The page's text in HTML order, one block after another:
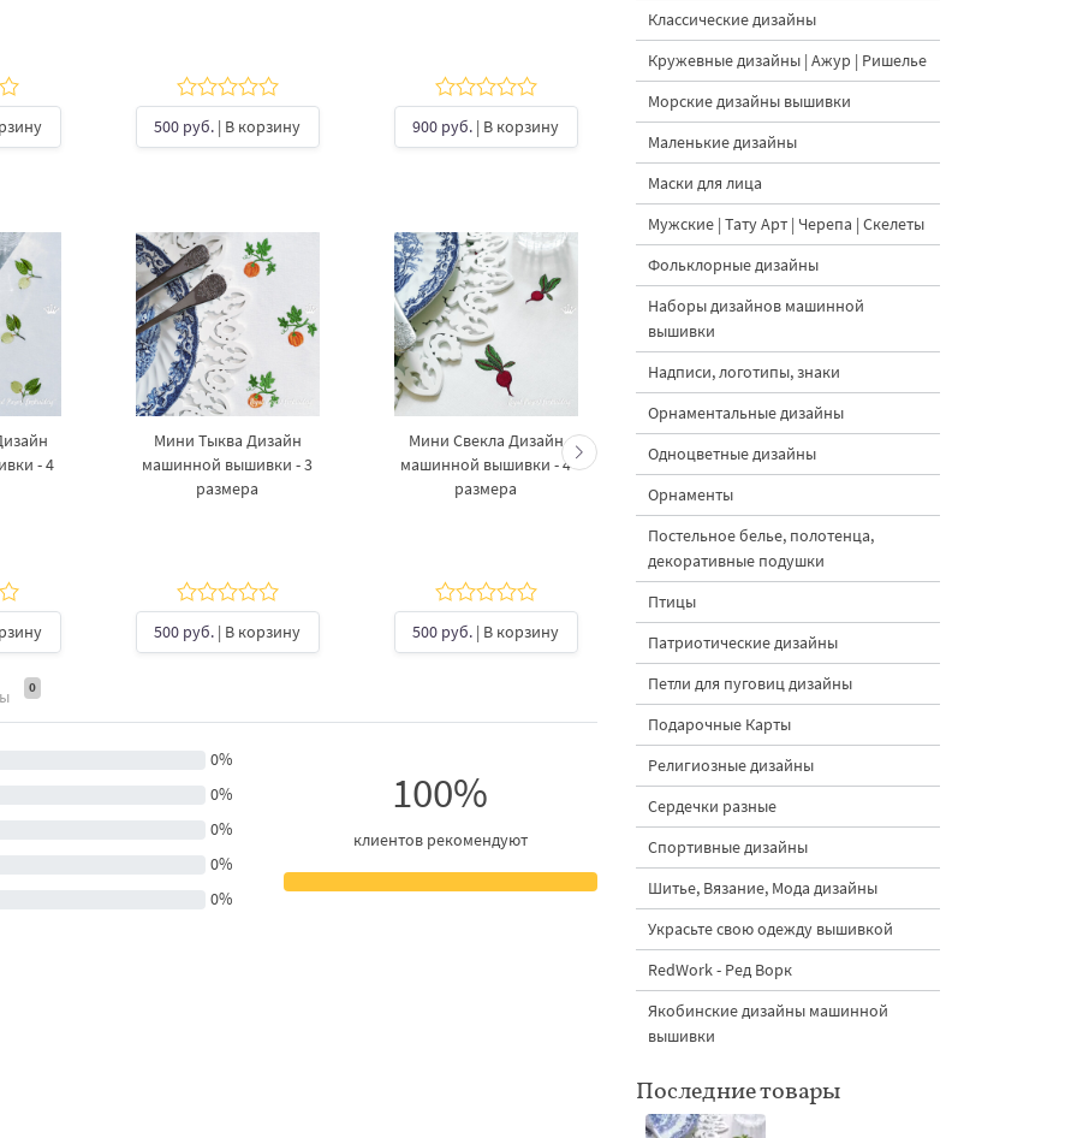
500 руб. | В корзину 900 руб. | В корзину 600 руб.| В корзину 600 руб.
- 4
Мини Тыква Дизайн
машинной вышивки - 3
размера
500 руб. | В корзину
Мини Свекла Дизайн
машинной вышивки - 4
размера
500 руб. | В корзину
Мини-фрукты и овощи
— набор дизайнов
машинной вышивки:
тыква, перцы, свёкла и
яблоко
Новогодние
вышивки - 4
0
0%
0%
0%
0%
0%
100%
клиентов рекомендуют
Классические дизайны
Кружевные дизайны | Ажур | Ришелье
Морские дизайны вышивки
Маленькие дизайны
Маски для лица
Мужские | Тату Арт | Черепа | Скелеты
Фольклорные дизайны
Наборы дизайнов машинной
вышивки
Надписи, логотипы, знаки
Орнаментальные дизайны
Одноцветные дизайны
Орнаменты
Постельное белье, полотенца,
декоративные подушки
Птицы
Патриотические дизайны
Петли для пуговиц дизайны
Подарочные Карты
Религиозные дизайны
Сердечки разные
Спортивные дизайны
Шитье, Вязание, Мода дизайны
Украсьте свою одежду вышивкой
RedWork - Ред Ворк
Якобинские дизайны машинной
вышивки
Последние товары